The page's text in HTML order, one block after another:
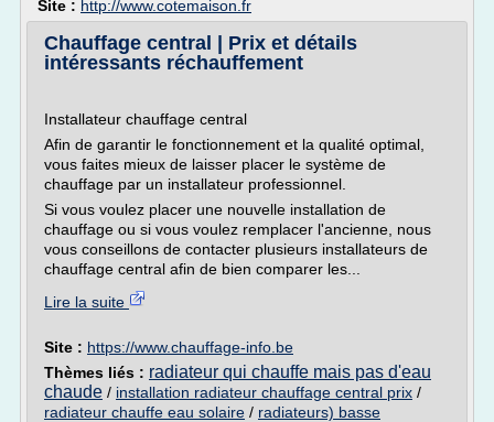
Site : http://www.cotemaison.fr
Chauffage central | Prix et détails
intéressants réchauffement
Installateur chauffage central
Afin de garantir le fonctionnement et la qualité optimal,
vous faites mieux de laisser placer le système de
chauffage par un installateur professionnel.
Si vous voulez placer une nouvelle installation de
chauffage ou si vous voulez remplacer l'ancienne, nous
vous conseillons de contacter plusieurs installateurs de
chauffage central afin de bien comparer les...
Lire la suite
Site : https://www.chauffage-info.be
Thèmes liés : radiateur qui chauffe mais pas d'eau
chaude / installation radiateur chauffage central prix /
radiateur chauffe eau solaire / radiateurs) basse